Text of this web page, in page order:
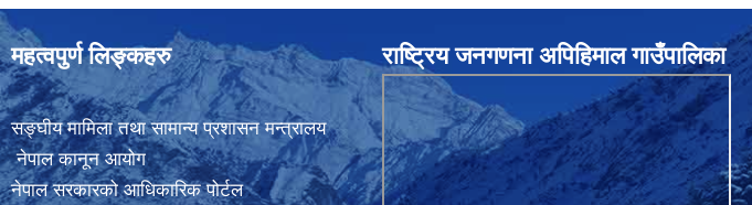
महत्वपुर्ण लिङ्कहरु
सङ्घीय मामिला तथा सामान्य प्रशासन मन्त्रालय
नेपाल कानून आयोग
नेपाल सरकारको आधिकारिक पोर्टल
राष्ट्रिय जनगणना अपिहिमाल गाउँपालिका